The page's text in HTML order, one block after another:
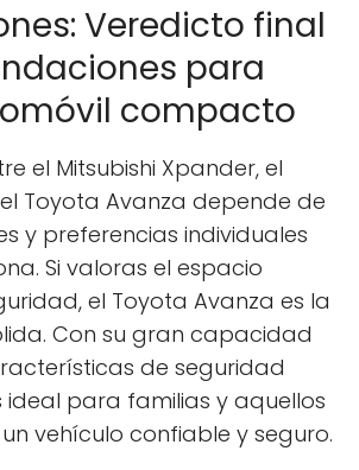
Veredicto final
para
compacto
el Mitsubishi Xpander, el
el Toyota Avanza depende de
y preferencias individuales
Si valoras el espacio
el Toyota Avanza es la
Con su gran capacidad
de seguridad
ideal para familias y aquellos
vehículo confiable y seguro.